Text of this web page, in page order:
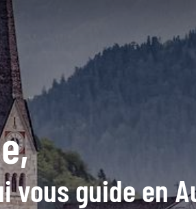
vous guide en